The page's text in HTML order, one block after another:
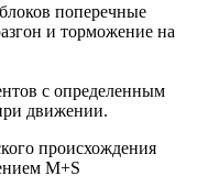
поперечные
и торможение на
с определенным
движении.
происхождения
M+S